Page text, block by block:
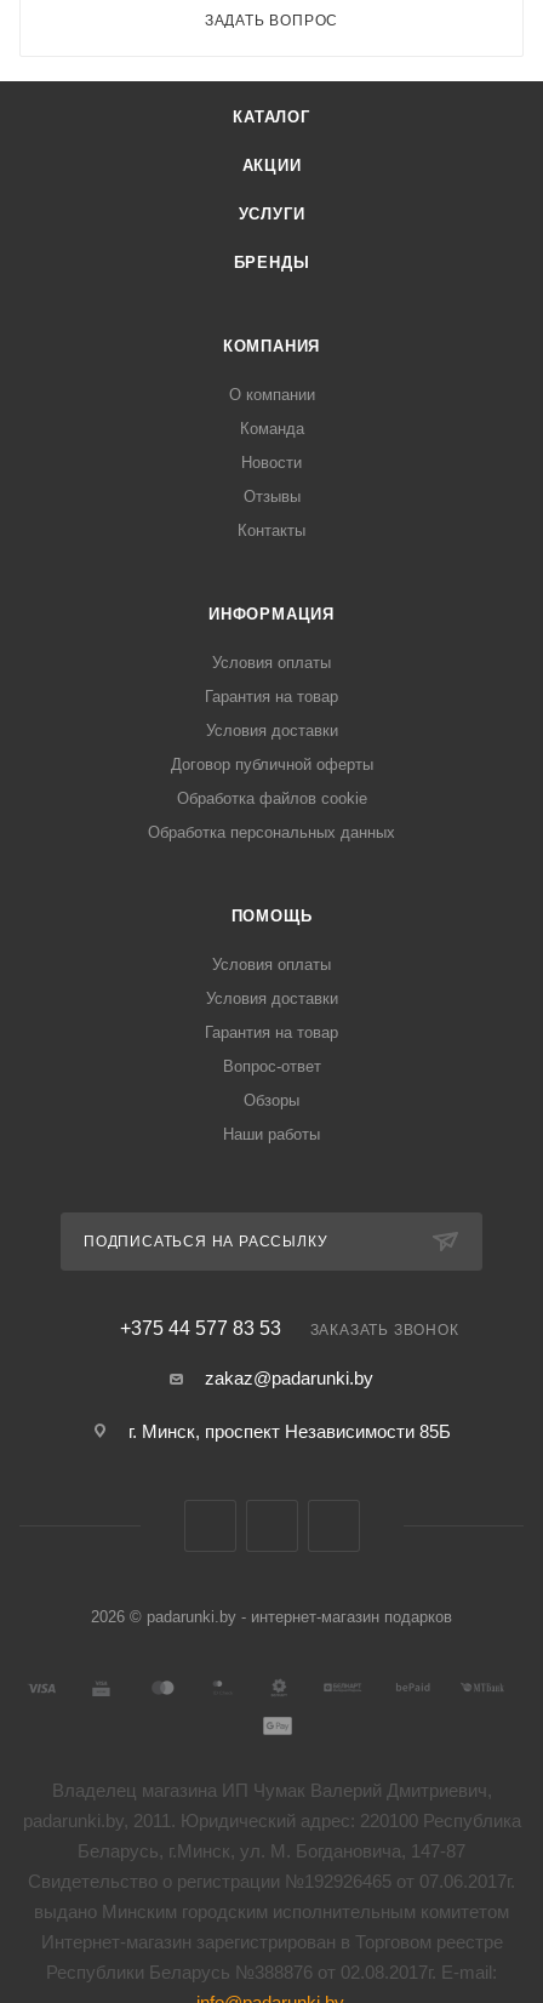
ЗАДАТЬ ВОПРОС
КАТАЛОГ
АКЦИИ
УСЛУГИ
БРЕНДЫ
КОМПАНИЯ
О компании
Команда
Новости
Отзывы
Контакты
ИНФОРМАЦИЯ
Условия оплаты
Гарантия на товар
Условия доставки
Договор публичной оферты
Обработка файлов cookie
Обработка персональных данных
ПОМОЩЬ
Условия оплаты
Условия доставки
Гарантия на товар
Вопрос-ответ
Обзоры
Наши работы
ПОДПИСАТЬСЯ НА РАССЫЛКУ
+375 44 577 83 53 ЗАКАЗАТЬ ЗВОНОК
zakaz@padarunki.by
г. Минск, проспект Независимости 85Б
2026 © padarunki.by - интернет-магазин подарков
Владелец магазина ИП Чумак Валерий Дмитриевич,
padarunki.by, 2011. Юридический адрес: 220100 Республика
Беларусь, г.Минск, ул. М. Богдановича, 147-87
Свидетельство о регистрации №192926465 от 07.06.2017г.
выдано Минским городским исполнительным комитетом
Интернет-магазин зарегистрирован в Торговом реестре
Республики Беларусь №388876 от 02.08.2017г. E-mail: